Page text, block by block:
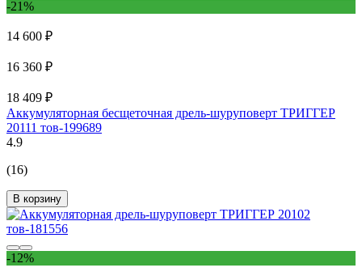
-21%
14 600 ₽
16 360 ₽
18 409 ₽
Аккумуляторная бесщеточная дрель-шуруповерт ТРИГГЕР
20111 тов-199689
4.9
(16)
В корзину
-12%